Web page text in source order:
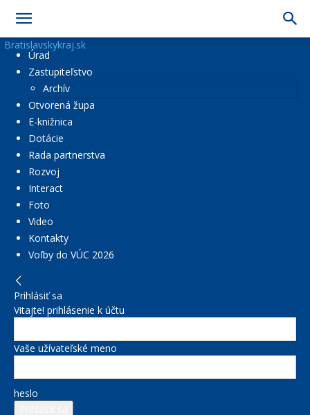
Bratislavskykraj.sk
Úrad
Zastupiteľstvo
Archív
Otvorená župa
E-knižnica
Dotácie
Rada partnerstva
Rozvoj
Interact
Foto
Video
Kontakty
Voľby do VÚC 2026
Prihlásiť sa
Vitajte! prihlásenie k účtu
Vaše užívateľské meno
heslo